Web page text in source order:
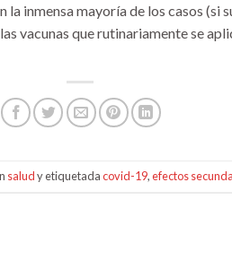
inmensa mayoría de los casos (si
vacunas que rutinariamente se
saludy etiquetadacovid-19,efectos